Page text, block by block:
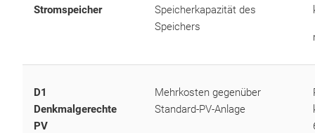
Stromspeicher
Speicherkapazität des
Speichers
D1
Denkmalgerechte
PV
Mehrkosten gegenüber
Standard-PV-Anlage